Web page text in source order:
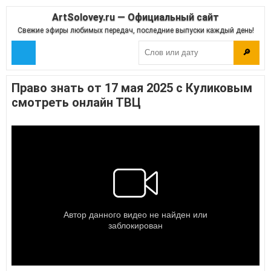
ArtSolovey.ru — Официальный сайт
Свежие эфиры любимых передач, последние выпуски каждый день!
🔎
Право знать от 17 мая 2025 с Куликовым
смотреть онлайн ТВЦ